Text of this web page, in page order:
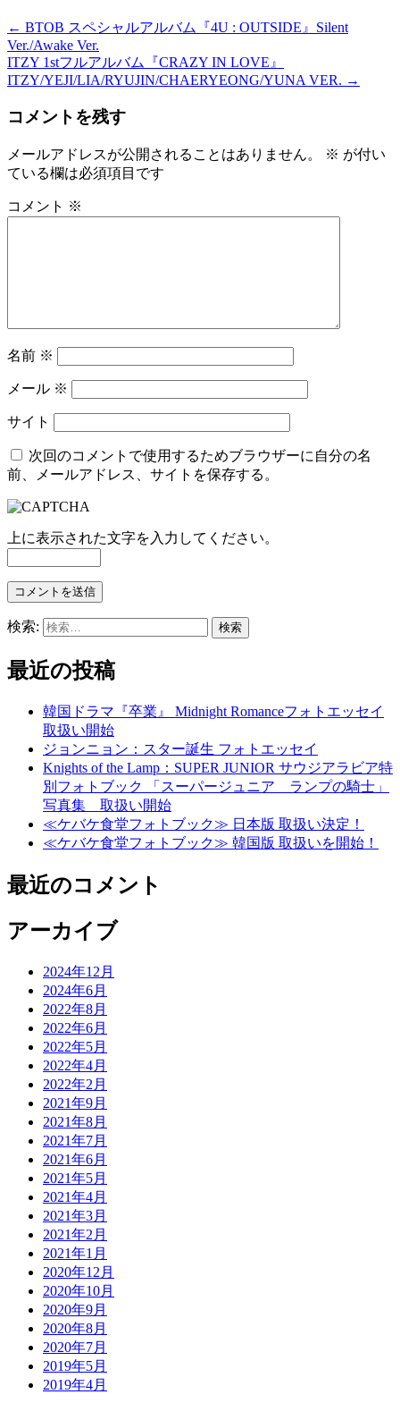
← BTOB スペシャルアルバム『4U : OUTSIDE』Silent
Ver./Awake Ver.
ITZY 1stフルアルバム『CRAZY IN LOVE』
ITZY/YEJI/LIA/RYUJIN/CHAERYEONG/YUNA VER. →
コメントを残す
メールアドレスが公開されることはありません。 ※ が付い
ている欄は必須項目です
コメント ※
名前 ※
メール ※
サイト
次回のコメントで使用するためブラウザーに自分の名
前、メールアドレス、サイトを保存する。
上に表示された文字を入力してください。
検索:
最近の投稿
韓国ドラマ『卒業』 Midnight Romanceフォトエッセイ
取扱い開始
ジョンニョン：スター誕生 フォトエッセイ
Knights of the Lamp：SUPER JUNIOR サウジアラビア特
別フォトブック 「スーパージュニア ランプの騎士」
写真集 取扱い開始
≪ケバケ食堂フォトブック≫ 日本版 取扱い決定！
≪ケバケ食堂フォトブック≫ 韓国版 取扱いを開始！
最近のコメント
アーカイブ
2024年12月
2024年6月
2022年8月
2022年6月
2022年5月
2022年4月
2022年2月
2021年9月
2021年8月
2021年7月
2021年6月
2021年5月
2021年4月
2021年3月
2021年2月
2021年1月
2020年12月
2020年10月
2020年9月
2020年8月
2020年7月
2019年5月
2019年4月